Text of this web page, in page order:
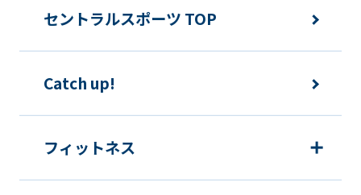
セントラルスポーツ TOP
Catch up!
フィットネス